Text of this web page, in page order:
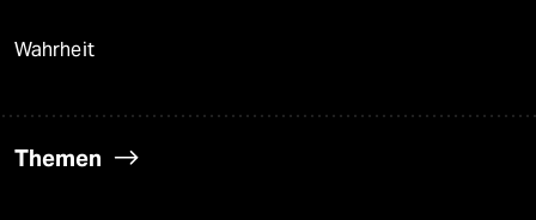
Wahrheit
Themen